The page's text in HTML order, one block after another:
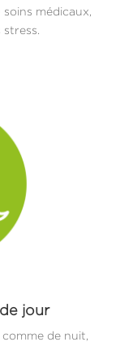
médicaux,
jour
de nuit,